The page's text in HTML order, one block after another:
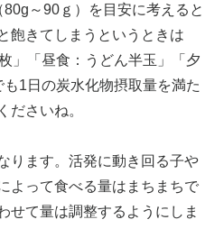
～90ｇ）を目安に考えると
飽きてしまうというときは
」「昼食：うどん半玉」「夕
1日の炭水化物摂取量を満た
ださいね。
ります。活発に動き回る子や
よって食べる量はまちまちで
せて量は調整するようにしま